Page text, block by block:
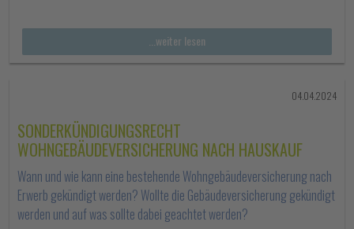
...weiter lesen
04.04.2024
SONDERKÜNDIGUNGSRECHT
WOHNGEBÄUDEVERSICHERUNG NACH HAUSKAUF
Wann und wie kann eine bestehende Wohngebäudeversicherung nach
Erwerb gekündigt werden? Wollte die Gebäudeversicherung gekündigt
werden und auf was sollte dabei geachtet werden?